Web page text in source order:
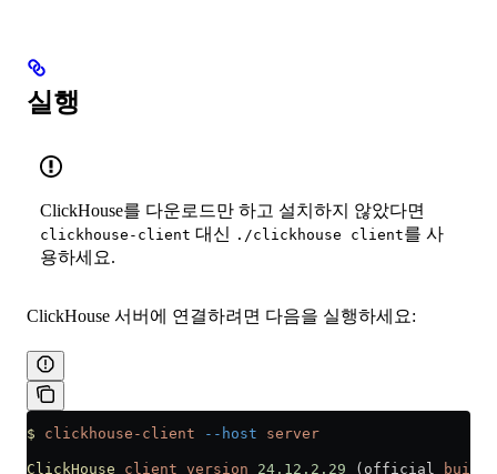
실행
ClickHouse를 다운로드만 하고 설치하지 않았다면
clickhouse-client 대신 ./clickhouse client를 사
용하세요.
ClickHouse 서버에 연결하려면 다음을 실행하세요:
$ clickhouse-client --host server
ClickHouse client version 24.12.2.29 (official build